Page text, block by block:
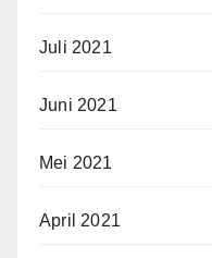
Juli 2021
Juni 2021
Mei 2021
April 2021